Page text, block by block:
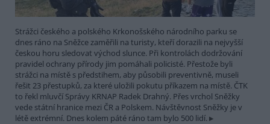
Strážci českého a polského Krkonošského národního parku se
dnes ráno na Sněžce zaměřili na turisty, kteří dorazili na nejvyšší
českou horu sledovat východ slunce. Při kontrolách dodržování
pravidel ochrany přírody jim pomáhali policisté. Přestože byli
strážci na místě s předstihem, aby působili preventivně, museli
řešit 23 přestupků, za které uložili pokutu příkazem na místě. ČTK
to řekl mluvčí Správy KRNAP Radek Drahný. Přes vrchol Sněžky
vede státní hranice mezi ČR a Polskem. Návštěvnost Sněžky je v
létě extrémní. Dnes kolem páté ráno tam bylo 500 lidí.